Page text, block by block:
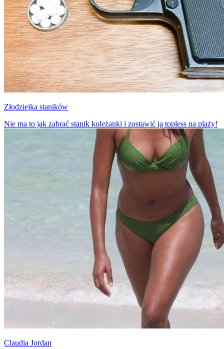
Złodziejka staników
Nie ma to jak zabrać stanik koleżanki i zostawić ją topless na plaży!
Claudia Jordan